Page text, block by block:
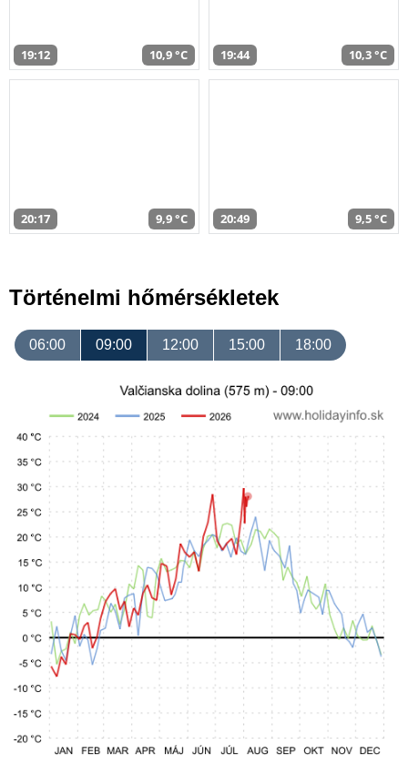
19:12 10,9 °C 19:44 10,3 °C
20:17 9,9 °C 20:49 9,5 °C
Történelmi hőmérsékletek
06:00 09:00 12:00 15:00 18:00